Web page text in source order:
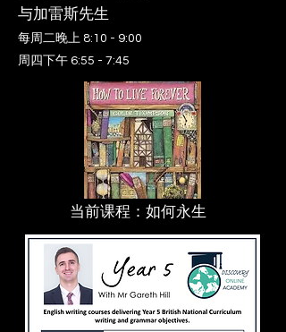
与加雷斯先生
每周二晚上 8:10 - 9:00
周四下午 6:55 - 7:45
当前课程：如何永生